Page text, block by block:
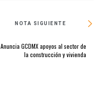
NOTA SIGUIENTE
Anuncia GCDMX apoyos al sector de
la construcción y vivienda